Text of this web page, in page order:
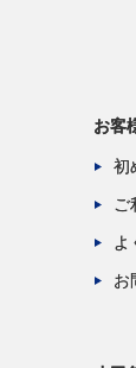
お客
初
ご
よ
お